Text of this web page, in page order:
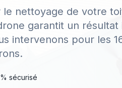
nettoyage de votre
garantit un résultat
intervenons pour les
sécurisé